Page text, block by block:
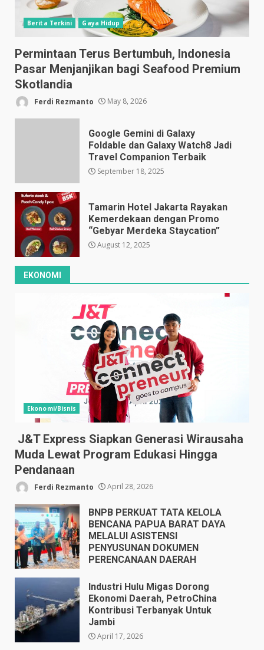
Berita Terkini Gaya Hidup
Permintaan Terus Bertumbuh, Indonesia
Pasar Menjanjikan bagi Seafood Premium
Skotlandia
Ferdi Rezmanto May 8, 2026
Google Gemini di Galaxy
Foldable dan Galaxy Watch8 Jadi
Travel Companion Terbaik
September 18, 2025
Tamarin Hotel Jakarta Rayakan
Kemerdekaan dengan Promo
“Gebyar Merdeka Staycation”
August 12, 2025
EKONOMI
Ekonomi/Bisnis
J&T Express Siapkan Generasi Wirausaha
Muda Lewat Program Edukasi Hingga
Pendanaan
Ferdi Rezmanto April 28, 2026
BNPB PERKUAT TATA KELOLA
BENCANA PAPUA BARAT DAYA
MELALUI ASISTENSI
PENYUSUNAN DOKUMEN
PERENCANAAN DAERAH
Industri Hulu Migas Dorong
Ekonomi Daerah, PetroChina
Kontribusi Terbanyak Untuk
Jambi
April 17, 2026